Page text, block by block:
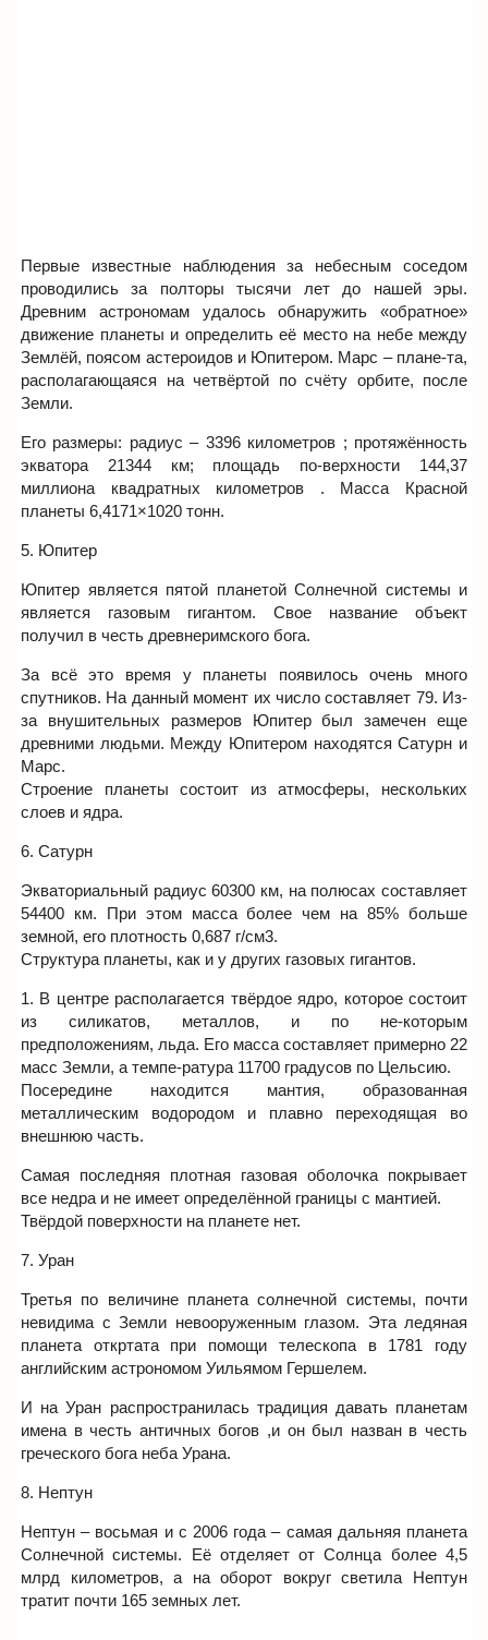
Первые известные наблюдения за небесным соседом
проводились за полторы тысячи лет до нашей эры.
Древним астрономам удалось обнаружить «обратное»
движение планеты и определить её место на небе между
Землёй, поясом астероидов и Юпитером. Марс – плане-та,
располагающаяся на четвёртой по счёту орбите, после
Земли.
Его размеры: радиус – 3396 километров ; протяжённость
экватора 21344 км; площадь по-верхности 144,37
миллиона квадратных километров . Масса Красной
планеты 6,4171×1020 тонн.
5. Юпитер
Юпитер является пятой планетой Солнечной системы и
является газовым гигантом. Свое название объект
получил в честь древнеримского бога.
За всё это время у планеты появилось очень много
спутников. На данный момент их число составляет 79. Из-
за внушительных размеров Юпитер был замечен еще
древними людьми. Между Юпитером находятся Сатурн и
Марс.
Строение планеты состоит из атмосферы, нескольких
слоев и ядра.
6. Сатурн
Экваториальный радиус 60300 км, на полюсах составляет
54400 км. При этом масса более чем на 85% больше
земной, его плотность 0,687 г/см3.
Структура планеты, как и у других газовых гигантов.
1. В центре располагается твёрдое ядро, которое состоит
из силикатов, металлов, и по не-которым
предположениям, льда. Его масса составляет примерно 22
масс Земли, а темпе-ратура 11700 градусов по Цельсию.
Посередине находится мантия, образованная
металлическим водородом и плавно переходящая во
внешнюю часть.
Самая последняя плотная газовая оболочка покрывает
все недра и не имеет определённой границы с мантией.
Твёрдой поверхности на планете нет.
7. Уран
Третья по величине планета солнечной системы, почти
невидима с Земли невооруженным глазом. Эта ледяная
планета откртата при помощи телескопа в 1781 году
английским астрономом Уильямом Гершелем.
И на Уран распространилась традиция давать планетам
имена в честь античных богов ,и он был назван в честь
греческого бога неба Урана.
8. Нептун
Нептун – восьмая и с 2006 года – самая дальняя планета
Солнечной системы. Её отделяет от Солнца более 4,5
млрд километров, а на оборот вокруг светила Нептун
тратит почти 165 земных лет.